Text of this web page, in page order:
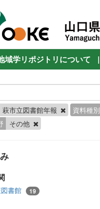
域学リポジトリについて |
萩市立図書館年報 資料種別
その他
書館 19